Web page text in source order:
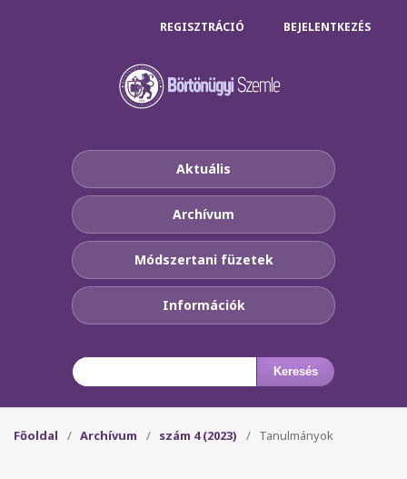
Aktuális
Archívum
Módszertani füzetek
Információk
Keresés
REGISZTRÁCIÓ BEJELENTKEZÉS
Főoldal / Archívum / szám 4 (2023) / Tanulmányok